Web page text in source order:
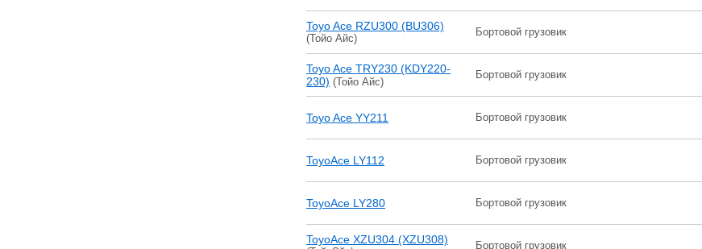
Toyo Ace RZU300 (BU306)
(Тойо Айс)
Бортовой грузовик
Toyo Ace TRY230 (KDY220-
230) (Тойо Айс)
Бортовой грузовик
Toyo Ace YY211 Бортовой грузовик
ToyoAce LY112 Бортовой грузовик
ToyoAce LY280 Бортовой грузовик
ToyoAce XZU304 (XZU308) Бортовой грузовик